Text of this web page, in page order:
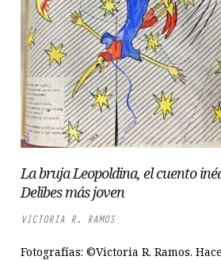
La bruja Leopoldina, el cuento
Delibes más joven
VICTORIA R. RAMOS
Fotografías: ©Victoria R. Ramos.